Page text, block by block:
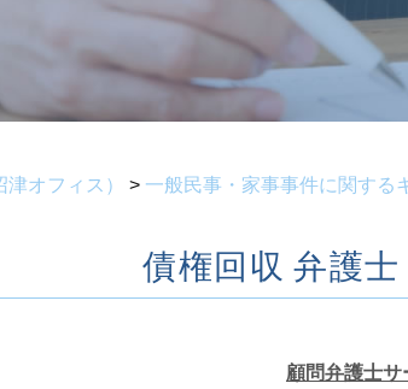
オフィス） > 一般民事・家事事件に関する
債権回収 弁護士
顧問弁護士